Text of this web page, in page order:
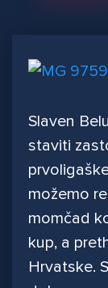
Slaven
staviti
možemo
momčad
kup, a
Hrvatske.